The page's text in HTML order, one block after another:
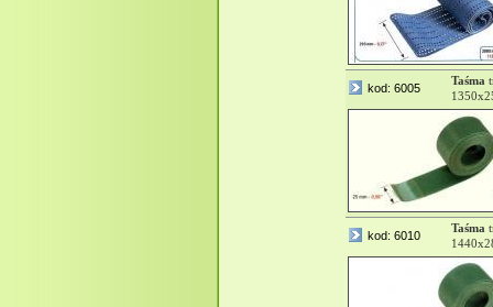
kod: 6005
Taśma
kod: 6010
Taśma